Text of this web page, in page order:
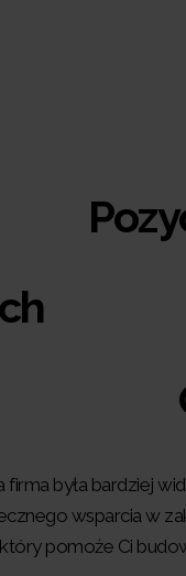
firma była bardziej
wsparcia w
pomoże Ci